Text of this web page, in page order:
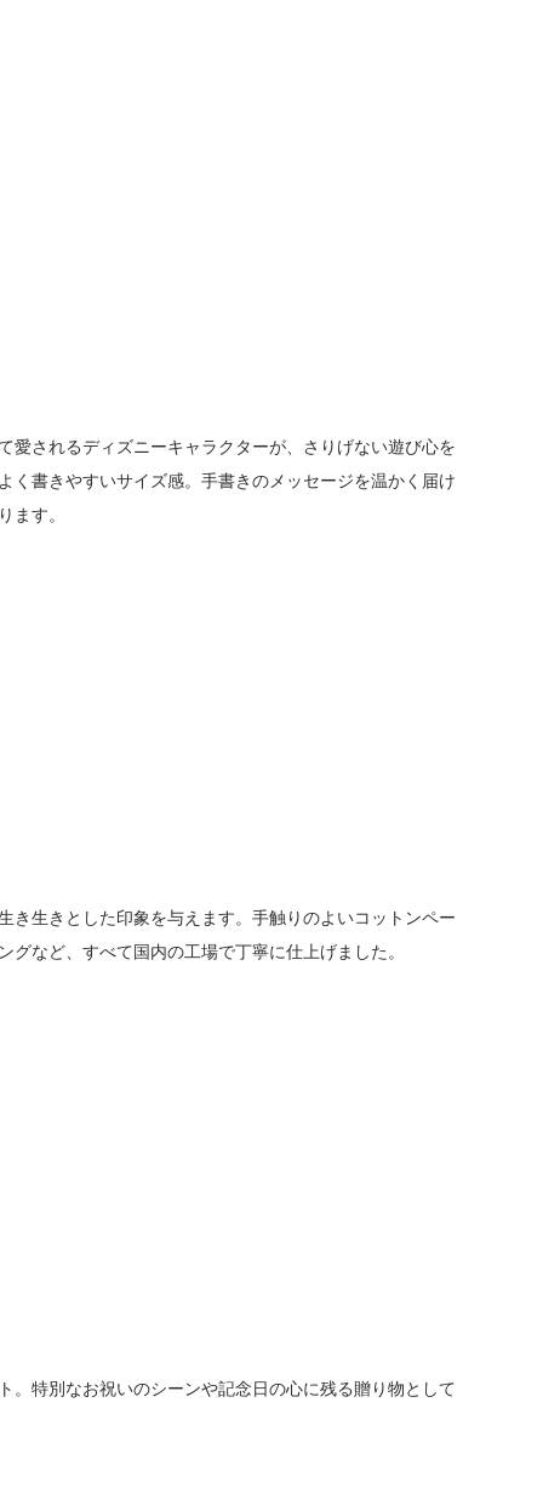
愛されるディズニーキャラクターが、さりげない遊び心を
く書きやすいサイズ感。手書きのメッセージを温かく届け
ます。
き生きとした印象を与えます。手触りのよいコットンペー
など、すべて国内の工場で丁寧に仕上げました。
。特別なお祝いのシーンや記念日の心に残る贈り物として